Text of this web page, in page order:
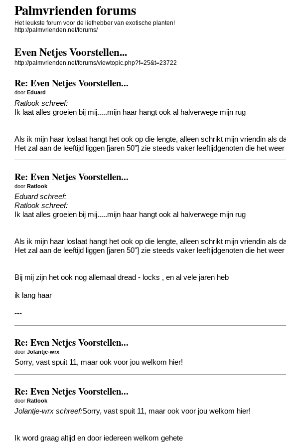
Palmvrienden forums
Het leukste forum voor de liefhebber van exotische planten!
http://palmvrienden.net/forums/
Even Netjes Voorstellen...
http://palmvrienden.net/forums/viewtopic.php?f=25&t=23722
Re: Even Netjes Voorstellen...
doorEduard
Ratlook schreef:
Ik laat alles groeien bij mij.....mijn haar hangt ook al halverwege mijn rug
Als ik mijn haar loslaat hangt het ook op die lengte, alleen schrikt mijn vriendin als
Het zal aan de leeftijd liggen [jaren 50"] zie steeds vaker leeftijdgenoten die het
Re: Even Netjes Voorstellen...
doorRatlook
Eduard schreef:
Ratlook schreef:
Ik laat alles groeien bij mij.....mijn haar hangt ook al halverwege mijn rug
Als ik mijn haar loslaat hangt het ook op die lengte, alleen schrikt mijn vriendin als
Het zal aan de leeftijd liggen [jaren 50"] zie steeds vaker leeftijdgenoten die het
Bij mij zijn het ook nog allemaal dread - locks , en al vele jaren heb
ik lang haar
---
Re: Even Netjes Voorstellen...
doorJolantje-wrx
Sorry, vast spuit 11, maar ook voor jou welkom hier!
Re: Even Netjes Voorstellen...
doorRatlook
Jolantje-wrx schreef:Sorry, vast spuit 11, maar ook voor jou welkom hier!
Ik word graag altijd en door iedereen welkom gehete